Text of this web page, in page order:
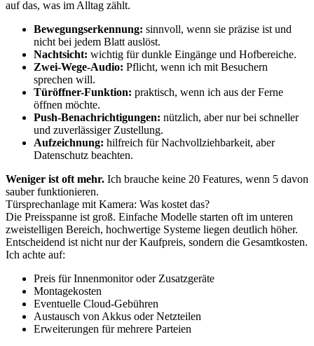
auf das, was im Alltag zählt.
Bewegungserkennung: sinnvoll, wenn sie präzise ist und
nicht bei jedem Blatt auslöst.
Nachtsicht: wichtig für dunkle Eingänge und Hofbereiche.
Zwei-Wege-Audio: Pflicht, wenn ich mit Besuchern
sprechen will.
Türöffner-Funktion: praktisch, wenn ich aus der Ferne
öffnen möchte.
Push-Benachrichtigungen: nützlich, aber nur bei schneller
und zuverlässiger Zustellung.
Aufzeichnung: hilfreich für Nachvollziehbarkeit, aber
Datenschutz beachten.
Weniger ist oft mehr. Ich brauche keine 20 Features, wenn 5 davon
sauber funktionieren.
Türsprechanlage mit Kamera: Was kostet das?
Die Preisspanne ist groß. Einfache Modelle starten oft im unteren
zweistelligen Bereich, hochwertige Systeme liegen deutlich höher.
Entscheidend ist nicht nur der Kaufpreis, sondern die Gesamtkosten.
Ich achte auf:
Preis für Innenmonitor oder Zusatzgeräte
Montagekosten
Eventuelle Cloud-Gebühren
Austausch von Akkus oder Netzteilen
Erweiterungen für mehrere Parteien